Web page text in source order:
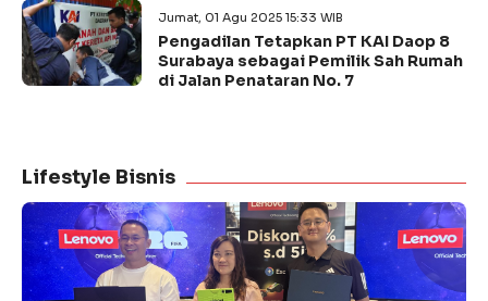
Jumat, 01 Agu 2025 15:33 WIB
Pengadilan Tetapkan PT KAI Daop 8
Surabaya sebagai Pemilik Sah Rumah
di Jalan Penataran No. 7
Lifestyle Bisnis